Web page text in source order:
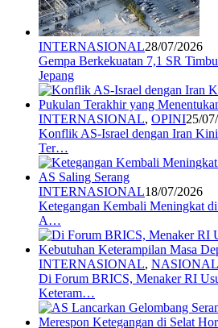
INTERNASIONAL28/07/2026
Gempa Berkekuatan 7,1 SR
Jepang
INTERNASIONAL, OPINI25/
Konflik AS-Israel dengan Iran
Ter…
INTERNASIONAL18/07/2026
Ketegangan Kembali Meningkat
A…
INTERNASIONAL, NASIONAL
Di Forum BRICS, Menaker RI
Keteram…